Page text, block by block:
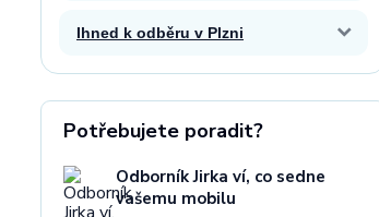
Ihned k odběru v Plzni
Potřebujete poradit?
Odborník Jirka ví, co sedne
vašemu mobilu